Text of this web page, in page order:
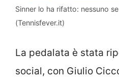
Sinner lo ha rifatto: nessuno
(Tennisfever.it)
La pedalata è stata
social, con Giulio